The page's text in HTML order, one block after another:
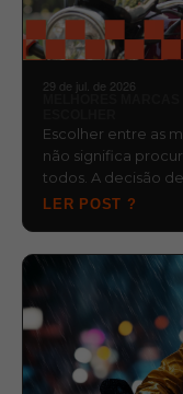
29 de jul. de 2026
Escolher entre as
não significa
todos. A decisão
LER POST ?